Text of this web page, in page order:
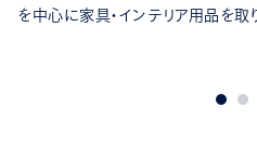
を中心に家具・インテリア用品を